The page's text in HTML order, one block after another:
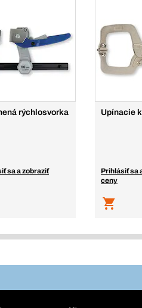
rýchlosvorka
sa a zobraziť
Upínacie
Prihlásiť sa
ceny